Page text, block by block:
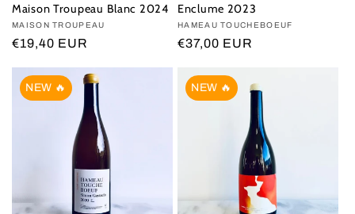
Maison Troupeau Blanc 2024
Vendor:
MAISON TROUPEAU
Regular
€19,40 EUR
Enclume 2023
Vendor:
HAMEAU TOUCHEBOEUF
Regular
€37,00 EUR
NEW 🔥 NEW 🔥